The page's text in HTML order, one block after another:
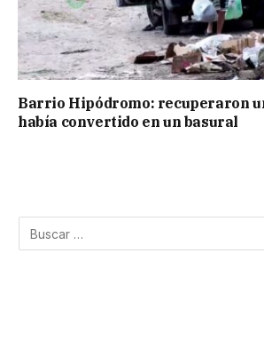
Barrio Hipódromo: recuperaron
había convertido en un basural